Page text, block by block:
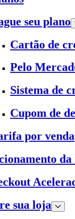
seu plano
Cartão de
Pelo
Sistema de
Cupom de
por venda
da
sua loja